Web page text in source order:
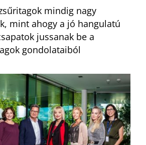
mindig nagy
mint ahogy a jó hangulatú
jussanak be a
gondolataiból